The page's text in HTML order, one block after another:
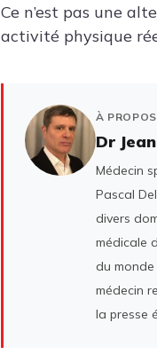
Ce n’est pas une
activité physique
À
Dr
Médecin
Pascal
divers
médicale
du
médecin
la presse